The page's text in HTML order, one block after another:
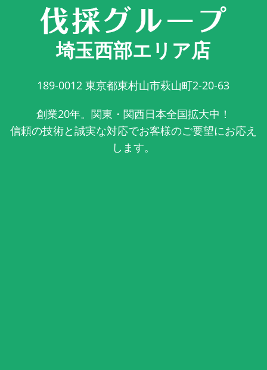
埼玉西部エリア店
189-0012 東京都東村山市萩山町2-20-63
創業20年。関東・関西日本全国拡大中！
信頼の技術と誠実な対応でお客様のご要望にお応え
します。